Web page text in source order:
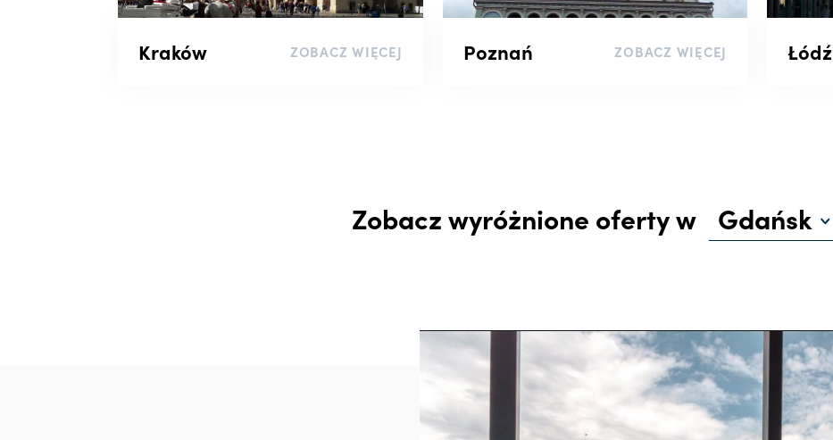
Kraków ZOBACZ WIĘCEJ Poznań ZOBACZ WIĘCEJ Łódź
Zobacz wyróżnione oferty w Gdańsk